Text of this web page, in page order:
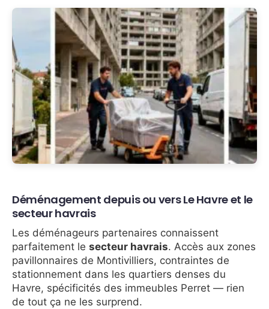
Déménagement depuis ou vers Le Havre et le
secteur havrais
Les déménageurs partenaires connaissent
parfaitement le secteur havrais. Accès aux zones
pavillonnaires de Montivilliers, contraintes de
stationnement dans les quartiers denses du
Havre, spécificités des immeubles Perret — rien
de tout ça ne les surprend.